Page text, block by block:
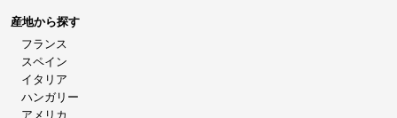
産地から探す
フランス
スペイン
イタリア
ハンガリー
アメリカ